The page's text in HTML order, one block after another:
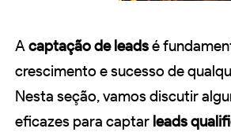
Acaptação de leadsé
crescimento e sucesso de
Nesta seção, vamos discutir
eficazes para captar leads